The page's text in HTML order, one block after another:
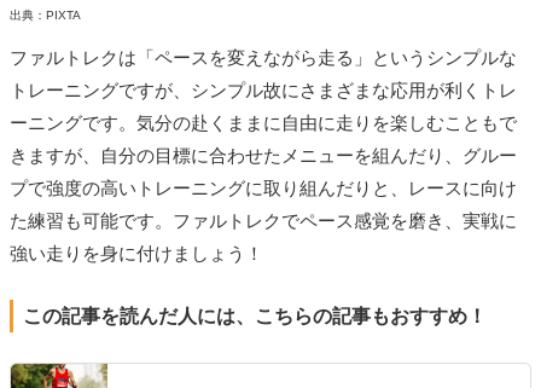
出典：PIXTA
ファルトレクは「ペースを変えながら走る」というシンプルな
トレーニングですが、シンプル故にさまざまな応用が利くトレ
ーニングです。気分の赴くままに自由に走りを楽しむこともで
きますが、自分の目標に合わせたメニューを組んだり、グルー
プで強度の高いトレーニングに取り組んだりと、レースに向け
た練習も可能です。ファルトレクでペース感覚を磨き、実戦に
強い走りを身に付けましょう！
この記事を読んだ人には、こちらの記事もおすすめ！